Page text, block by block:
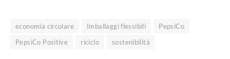
economia circolare Imballaggi flessibili
PepsiCo
PepsiCo Positive
riciclo sostenibilità